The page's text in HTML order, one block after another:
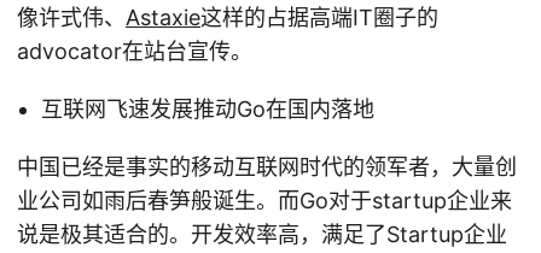
像许式伟、 Astaxie这样的占据高端IT圈子的
advocator在站台宣传。
互联网飞速发展推动Go在国内落地
中国已经是事实的移动互联网时代的领军者，大量创
业公司如雨后春笋般诞生。而Go对于startup企业来
说是极其适合的。开发效率高，满足了Startup企业